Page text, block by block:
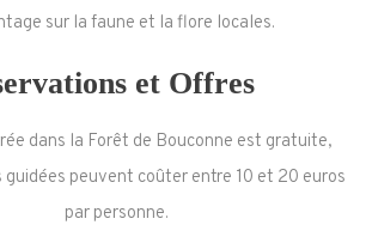
sur la faune et la flore locales.
et Offres
dans la Forêt de Bouconne est gratuite,
guidées peuvent coûter entre 10 et 20 euros
par personne.